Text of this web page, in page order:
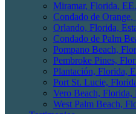
Miramar, Florida,
Condado de Orange,
Orlando, Florida,
Condado de Palm
Pompano Beach,
Pembroke Pines,
Plantación, Florida,
Port St. Lucie,
Vero Beach, Florida,
West Palm Beach,